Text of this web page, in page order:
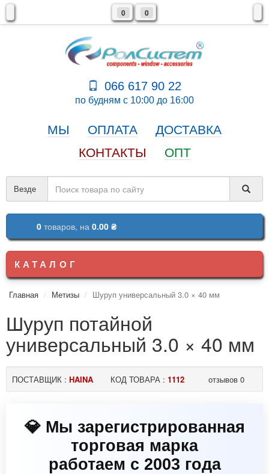
0 0
066 617 90 22
по будням с 10:00 до 16:00
МЫ ОПЛАТА
ДОСТАВКА
КОНТАКТЫ
ОПТ
Везде
0 товаров, на 0.00 ₴
КАТАЛОГ
Главная Метизы Шуруп универсальный 3.0 × 40 мм
Шуруп потайной
универсальный 3.0 × 40 мм
ПОСТАВЩИК : HAINA КОД ТОВАРА : 1112 отзывов 0
💎 Мы зарегистрированная
торговая марка
работаем с 2003 года